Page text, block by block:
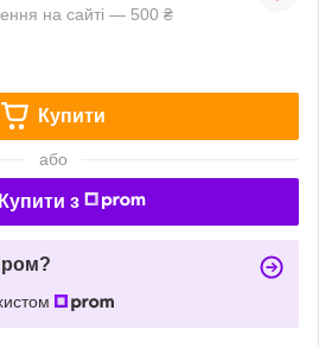
на сайті — 500 ₴
Купити
або
Купити з